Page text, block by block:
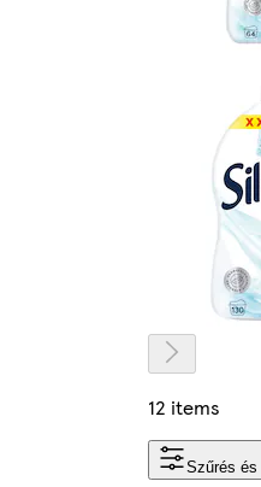
12 items
Szűrés és